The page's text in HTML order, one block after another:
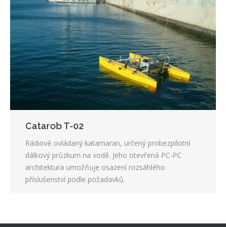
Catarob T-02
Rádiově ovládaný katamaran, určený probezpilotní
dálkový průzkum na vodě. Jeho otevřená PC-PC
architektura umožňuje osazení rozsáhlého
příslušenství podle požadavků.